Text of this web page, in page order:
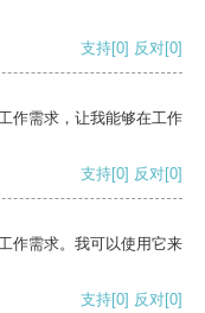
支持[0] 反对[0]
作需求，让我能够在工作
支持[0] 反对[0]
作需求。我可以使用它来
支持[0] 反对[0]